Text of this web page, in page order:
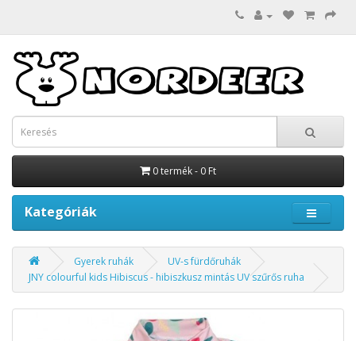
0 termék - 0 Ft
Kategóriák
Gyerek ruhák
UV-s fürdőruhák
JNY colourful kids Hibiscus - hibiszkusz mintás UV szűrős ruha